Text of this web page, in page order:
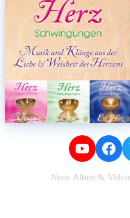
Neue Alben &